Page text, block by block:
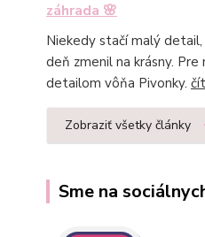
záhrada 🌸
Niekedy stačí malý
deň zmenil na krásny.
detailom vôňa Pivonky.
Zobraziť všetky články
Sme na